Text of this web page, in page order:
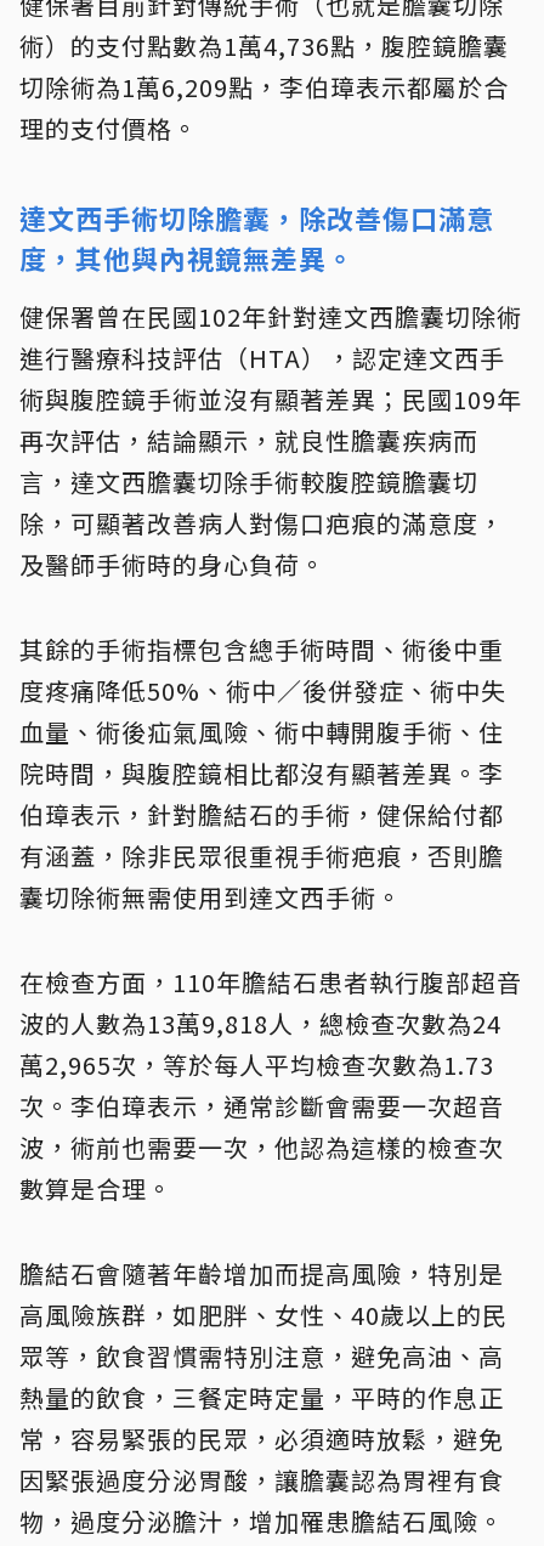
術）的支付點數為1萬4,736點，腹腔鏡膽囊
切除術為1萬6,209點，李伯璋表示都屬於合
理的支付價格。
達文西手術切除膽囊，除改善傷口滿意
度，其他與內視鏡無差異。
健保署曾在民國102年針對達文西膽囊切除術
進行醫療科技評估（HTA），認定達文西手
術與腹腔鏡手術並沒有顯著差異；民國109年
再次評估，結論顯示，就良性膽囊疾病而
言，達文西膽囊切除手術較腹腔鏡膽囊切
除，可顯著改善病人對傷口疤痕的滿意度，
及醫師手術時的身心負荷。
其餘的手術指標包含總手術時間、術後中重
度疼痛降低50%、術中／後併發症、術中失
血量、術後疝氣風險、術中轉開腹手術、住
院時間，與腹腔鏡相比都沒有顯著差異。李
伯璋表示，針對膽結石的手術，健保給付都
有涵蓋，除非民眾很重視手術疤痕，否則膽
囊切除術無需使用到達文西手術。
在檢查方面，110年膽結石患者執行腹部超音
波的人數為13萬9,818人，總檢查次數為24
萬2,965次，等於每人平均檢查次數為1.73
次。李伯璋表示，通常診斷會需要一次超音
波，術前也需要一次，他認為這樣的檢查次
數算是合理。
膽結石會隨著年齡增加而提高風險，特別是
高風險族群，如肥胖、女性、40歲以上的民
眾等，飲食習慣需特別注意，避免高油、高
熱量的飲食，三餐定時定量，平時的作息正
常，容易緊張的民眾，必須適時放鬆，避免
因緊張過度分泌胃酸，讓膽囊認為胃裡有食
物，過度分泌膽汁，增加罹患膽結石風險。